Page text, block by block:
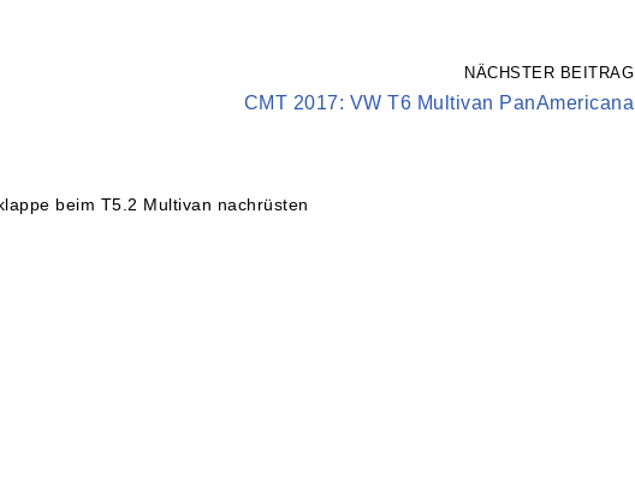
NÄCHSTER BEITRAG
CMT 2017: VW T6 Multivan PanAmericana
beim T5.2 Multivan nachrüsten